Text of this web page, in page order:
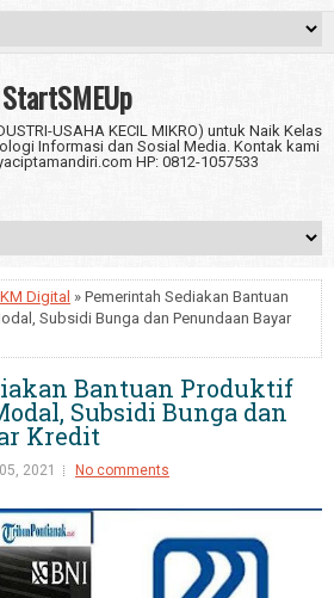
StartSMEUp
USAHA KECIL MIKRO) untuk Naik Kelas
Informasi dan Sosial Media. Kontak kami
HP: 0812-1057533
Digital » Pemerintah Sediakan Bantuan
Subsidi Bunga dan Penundaan Bayar
Bantuan Produktif
Subsidi Bunga dan
Kredit
2021 No comments